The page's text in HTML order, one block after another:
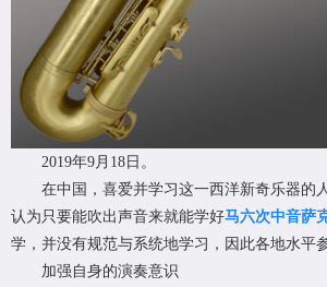
2019年9月18日。
在中国，喜爱并学习这一西洋新奇乐器的
认为只要能吹出声音来就能学好马六次中音萨
学，并没有规范与系统地学习，因此各地水平
加强自身的演奏意识